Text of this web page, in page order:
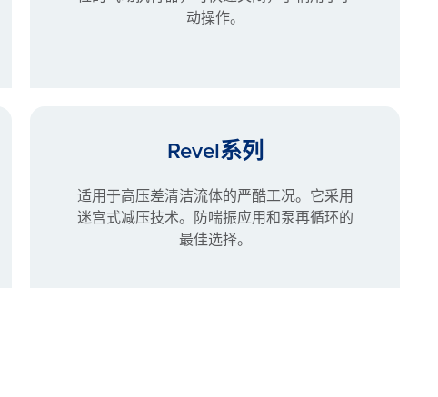
动操作。
Revel系列
适用于高压差清洁流体的严酷工况。它采用
迷宫式减压技术。防喘振应用和泵再循环的
最佳选择。